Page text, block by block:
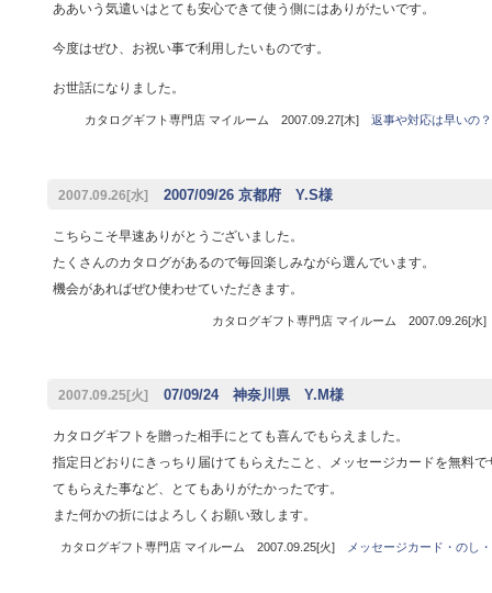
ああいう気遣いはとても安心できて使う側にはありがたいです。
今度はぜひ、お祝い事で利用したいものです。
お世話になりました。
カタログギフト専門店 マイルーム 2007.09.27[木] 返事や対応は早いの？
2007.09.26[水] 2007/09/26 京都府 Y.S様
こちらこそ早速ありがとうございました。
たくさんのカタログがあるので毎回楽しみながら選んでいます。
機会があればぜひ使わせていただきます。
カタログギフト専門店 マイルーム 2007.09.26[
2007.09.25[火] 07/09/24 神奈川県 Y.M様
カタログギフトを贈った相手にとても喜んでもらえました。
指定日どおりにきっちり届けてもらえたこと、メッセージカードを無料で
てもらえた事など、とてもありがたかったです。
また何かの折にはよろしくお願い致します。
カタログギフト専門店 マイルーム 2007.09.25[火] メッセージカード・のし